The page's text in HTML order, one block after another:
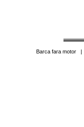
Barca fara motor|